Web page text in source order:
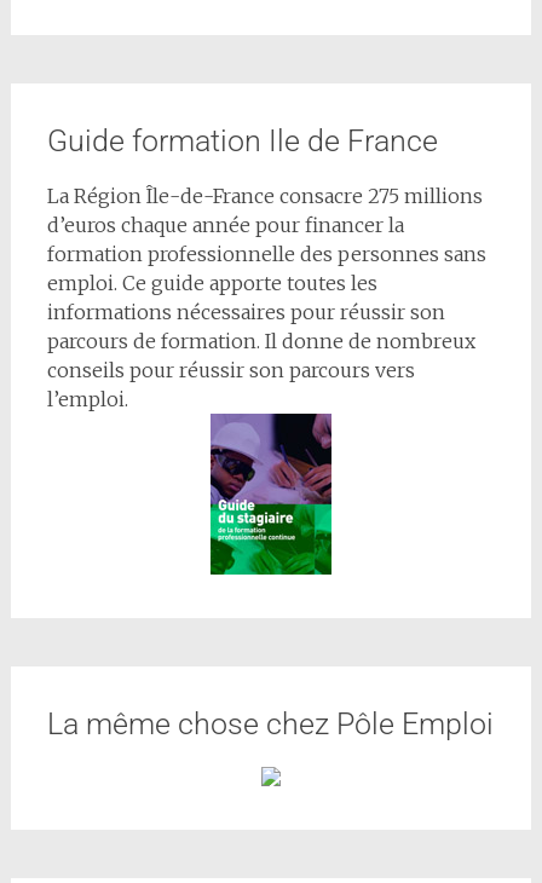
Guide formation Ile de France
La Région Île-de-France consacre 275 millions
d’euros chaque année pour financer la
formation professionnelle des personnes sans
emploi. Ce guide apporte toutes les
informations nécessaires pour réussir son
parcours de formation. Il donne de nombreux
conseils pour réussir son parcours vers
l’emploi.
La même chose chez Pôle Emploi